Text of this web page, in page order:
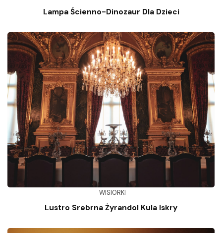
Lampa Ścienno-Dinozaur Dla Dzieci
WISIORKI
Lustro Srebrna Żyrandol Kula Iskry